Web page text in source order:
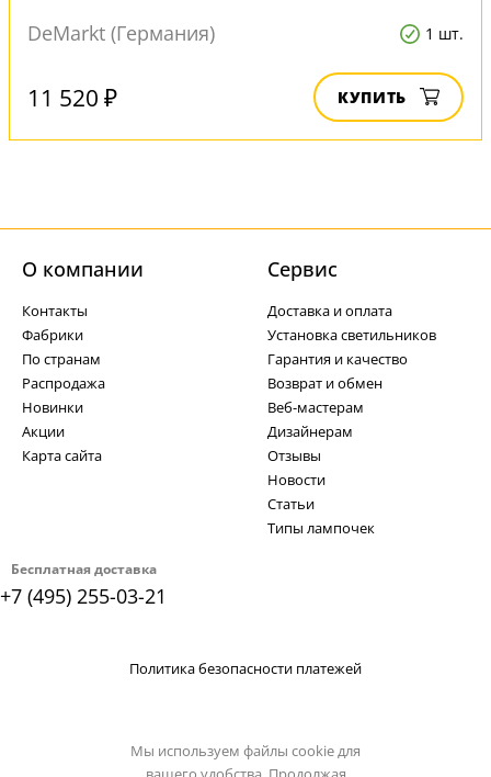
DeMarkt (Германия) 1 шт.
11 520 ₽ КУПИТЬ
Бесплатная доставка
+7 (495) 255-03-21
О компании
Контакты
Фабрики
По странам
Распродажа
Новинки
Акции
Карта сайта
Cервис
Доставка и оплата
Установка светильников
Гарантия и качество
Возврат и обмен
Веб-мастерам
Дизайнерам
Отзывы
Новости
Статьи
Типы лампочек
Политика безопасности платежей
Мы используем файлы cookie для